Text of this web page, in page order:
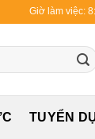
Giờ làm việc:
TUYỂN